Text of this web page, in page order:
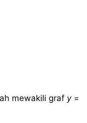
mewakili graf y=